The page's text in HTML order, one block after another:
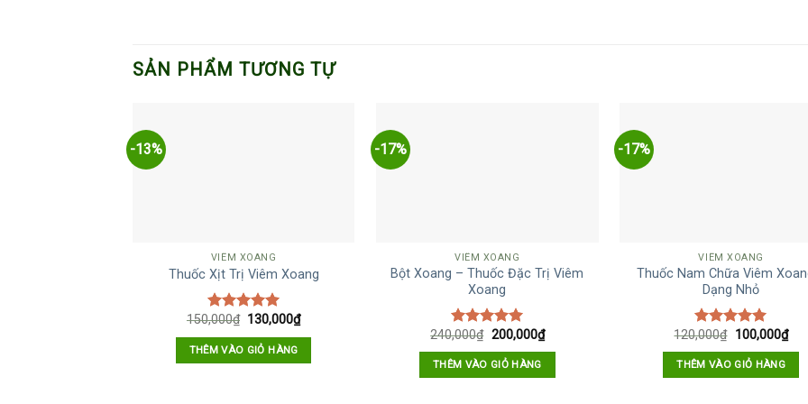
SẢN PHẨM TƯƠNG TỰ
-13%
VIÊM XOANG
Thuốc Xịt Trị Viêm Xoang
Được xếp
hạng5.00
5 sao
150,000₫ 130,000₫
THÊM VÀO GIỎ HÀNG
-17%
VIÊM XOANG
Bột Xoang – Thuốc Đặc Trị Viêm
Xoang
Được xếp
hạng5.00
5 sao
240,000₫ 200,000₫
THÊM VÀO GIỎ HÀNG
-17%
VIÊM XOANG
Thuốc Nam Chữa Viêm
Dạng Nhỏ
Được xếp
hạng5.00
5 sao
120,000₫ 100,000₫
THÊM VÀO GIỎ HÀNG